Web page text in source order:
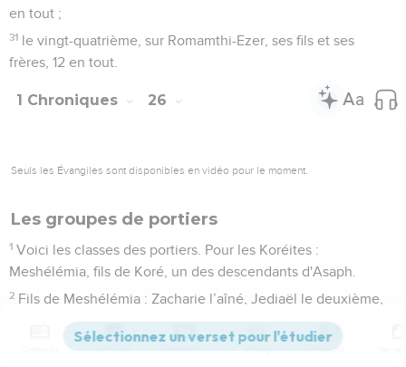
en tout ;
31 le vingt-quatrième, sur Romamthi-Ezer, ses fils et ses
frères, 12 en tout.
1 Chroniques 26
Seuls les Évangiles sont disponibles en vidéo pour le moment.
Les groupes de portiers
1 Voici les classes des portiers. Pour les Koréites :
Meshélémia, fils de Koré, un des descendants d'Asaph.
2 Fils de Meshélémia : Zacharie l’aîné, Jediaël le deuxième,
Zebadia le troisième, Jathniel le quatrième,
Elam le cinquième, Jochanan le sixième, Eljoénaï le
Versions Commentaires Strong